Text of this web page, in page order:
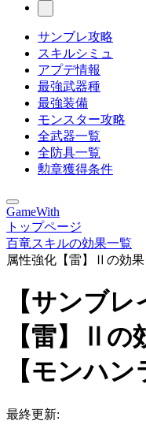
サンブレ攻略
スキルシミュ
アプデ情報
最強武器種
最強装備
モンスター攻略
全武器一覧
全防具一覧
勲章獲得条件
GameWith
トップページ
百竜スキルの効果一覧
属性強化【雷】Ⅱの効
【サンブ
【雷】Ⅱの
【モンハン
最終更新: